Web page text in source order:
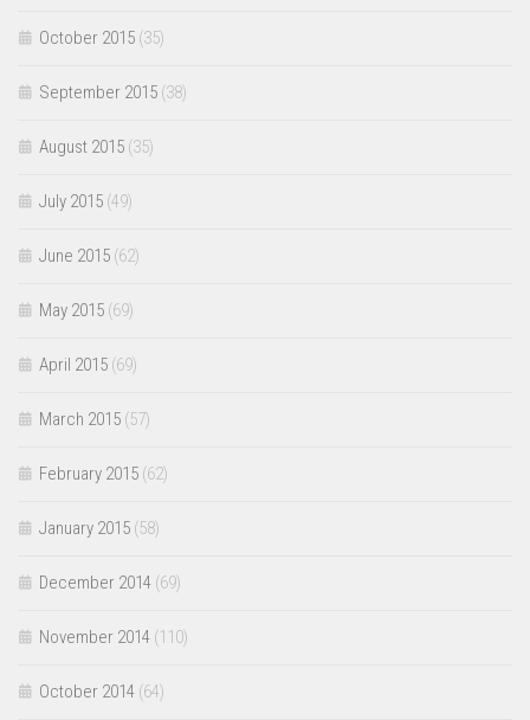
October 2015 (35)
September 2015 (38)
August 2015 (35)
July 2015 (49)
June 2015 (62)
May 2015 (69)
April 2015 (69)
March 2015 (57)
February 2015 (62)
January 2015 (58)
December 2014 (69)
November 2014 (110)
October 2014 (64)